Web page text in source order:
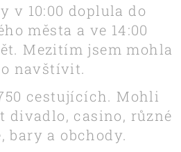
v 10:00 doplula do
města a ve 14:00
Mezitím jsem mohla
navštívit.
cestujících. Mohli
divadlo, casino, různé
bary a obchody.